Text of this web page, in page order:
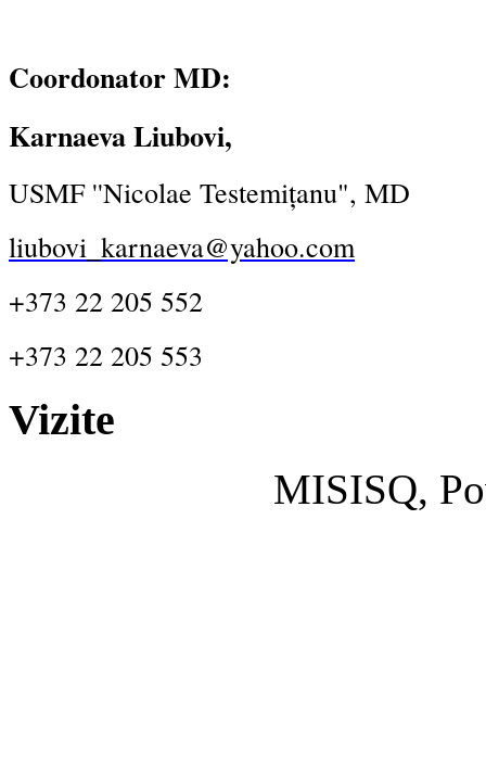
Coordonator MD:
Karnaeva Liubovi,
USMF ''Nicolae Testemițanu", MD
liubovi_karnaeva@yahoo.com
+373 22 205 552
+373 22 205 553
Vizite
MISISQ,